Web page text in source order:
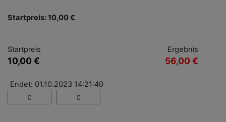
Startpreis: 10,00 €
Startpreis
10,00 €
Ergebnis
56,00 €
Endet: 01.10.2023 14:21:40